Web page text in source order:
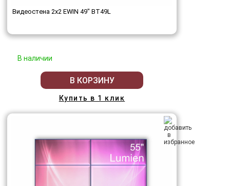
Видеостена 2x2 EWIN 49" BT49L
В наличии
В КОРЗИНУ
Купить в 1 клик